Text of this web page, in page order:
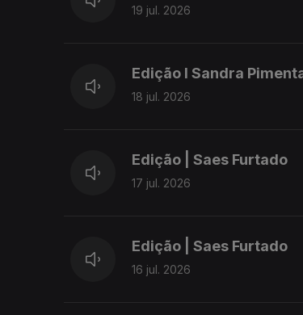
19 jul. 2026
Edição I Sandra
18 jul. 2026
Edição | Saes Furtado
17 jul. 2026
Edição | Saes Furtado
16 jul. 2026